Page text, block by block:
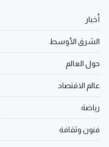
أخبار
الشرق الأوسط
حول العالم
عالم الاقتصاد
رياضة
فنون وثقافة